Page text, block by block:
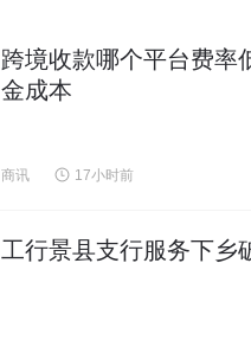
跨境收款哪个平台费率
金成本
商讯 17小时前
工行景县支行服务下乡